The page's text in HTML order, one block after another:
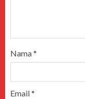
Nama*
Email*